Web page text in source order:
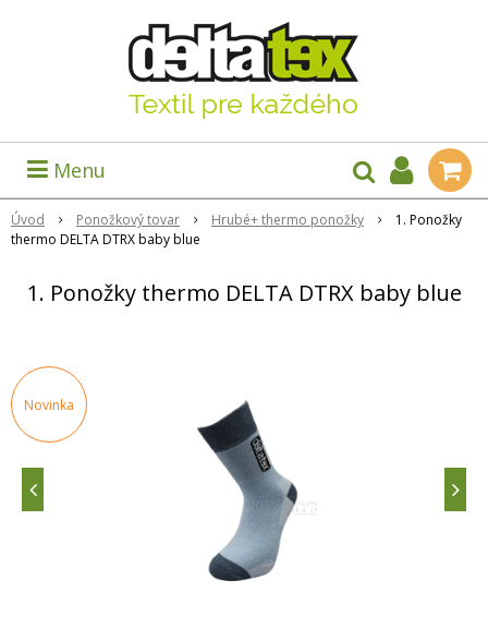
Menu
Úvod Ponožkový tovar Hrubé+ thermo ponožky
1. Ponožky
thermo DELTA DTRX baby blue
1. Ponožky thermo DELTA DTRX baby blue
Novinka